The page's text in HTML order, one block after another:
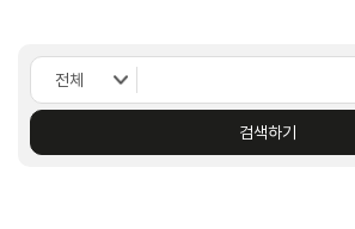
검색하기